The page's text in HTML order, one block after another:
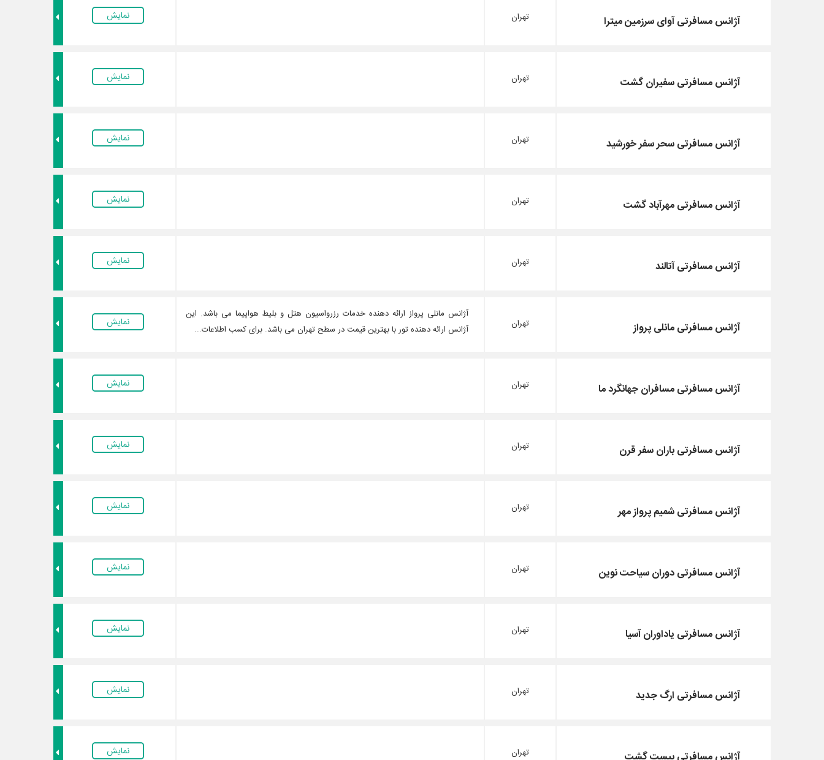
آژانس مسافرتی آوای سرزمین میترا تهران نمایش
آژانس مسافرتی سفیران گشت تهران نمایش
آژانس مسافرتی سحر سفر خورشید تهران نمایش
آژانس مسافرتی مهرآباد گشت تهران نمایش
آژانس مسافرتی آتالند تهران نمایش
آژانس مسافرتی مانلی پرواز تهران
آژانس مانلی پرواز ارائه دهنده خدمات رزرواسیون هتل و بلیط هواپیما می باشد. این
آژانس ارائه دهنده تور با بهترین قیمت در سطح تهران می باشد. برای کسب اطلاعات...
نمایش
آژانس مسافرتی مسافران جهانگرد ما تهران نمایش
آژانس مسافرتی باران سفر قرن تهران نمایش
آژانس مسافرتی شمیم پرواز مهر تهران نمایش
آژانس مسافرتی دوران سیاحت نوین تهران نمایش
آژانس مسافرتی یاداوران آسیا تهران نمایش
آژانس مسافرتی ارگ جدید تهران نمایش
تهران نمایش